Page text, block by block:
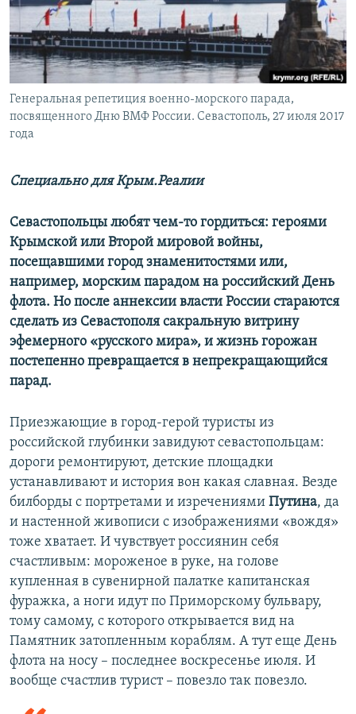
ПОБЕДИТЕЛЕЙ НЕ СУДЯТ?
КРЫМ.НЕПОКОРЕННЫЙ
ELIFBE
УКРАИНСКАЯ ПРОБЛЕМА КРЫМА
ПРИСОЕДИНЯЙТЕСЬ!
Все сайты RFE/RL
Генеральная репетиция военно-морского парада,
посвященного Дню ВМФ России. Севастополь, 27 июля 2017
года
Специально для Крым.Реалии
Севастопольцы любят чем-то гордиться: героями
Крымской или Второй мировой войны,
посещавшими город знаменитостями или,
например, морским парадом на российский День
флота. Но после аннексии власти России стараются
сделать из Севастополя сакральную витрину
эфемерного «​русского мира»,​ и жизнь горожан
постепенно превращается в непрекращающийся
парад.
Приезжающие в город-герой туристы из
российской глубинки завидуют севастопольцам:
дороги ремонтируют, детские площадки
устанавливают и история вон какая славная. Везде
билборды с портретами и изречениями Путина, да
и настенной живописи с изображениями «вождя»
тоже хватает. И чувствует россиянин себя
счастливым: мороженое в руке, на голове
купленная в сувенирной палатке капитанская
фуражка, а ноги идут по Приморскому бульвару,
тому самому, с которого открывается вид на
Памятник затопленным кораблям. А тут еще День
флота на носу – последнее воскресенье июля. И
вообще счастлив турист – повезло так повезло.